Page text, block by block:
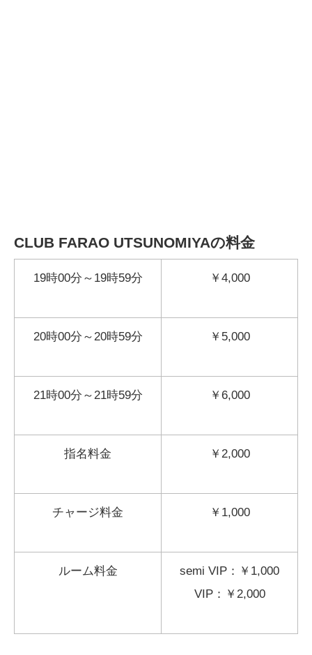
CLUB FARAO UTSUNOMIYAの料金
19時00分～19時59分 ￥4,000
20時00分～20時59分 ￥5,000
21時00分～21時59分 ￥6,000
指名料金 ￥2,000
チャージ料金 ￥1,000
ルーム料金
semi VIP：￥1,000
VIP：￥2,000